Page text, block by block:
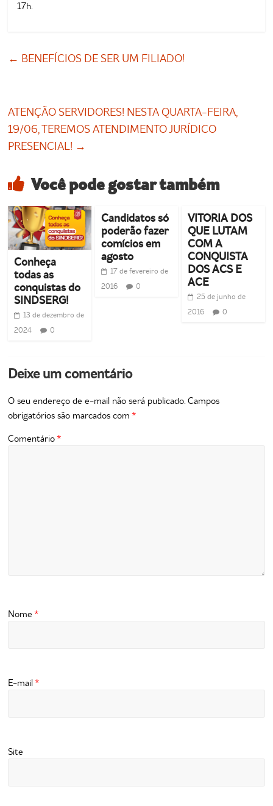
17h.
← BENEFÍCIOS DE SER UM FILIADO!
ATENÇÃO SERVIDORES! NESTA QUARTA-FEIRA,
19/06, TEREMOS ATENDIMENTO JURÍDICO
PRESENCIAL! →
Você pode gostar também
Conheça
todas as
conquistas do
SINDSERG!
13 de dezembro de
2024
0
Candidatos só
poderão fazer
comícios em
agosto
17 de fevereiro de
2016
0
VITORIA DOS
QUE LUTAM
COM A
CONQUISTA
DOS ACS E
ACE
25 de junho de
2016
0
Deixe um comentário
O seu endereço de e-mail não será publicado. Campos
obrigatórios são marcados com*
Comentário*
Nome*
E-mail*
Site